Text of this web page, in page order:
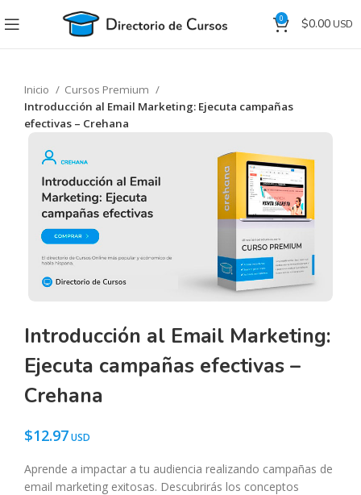
0 $0.00
Inicio
Cursos Premium
Introducción al Email Marketing: Ejecuta campañas
efectivas – Crehana
Introducción al Email Marketing:
Ejecuta campañas efectivas –
Crehana
$12.97
Aprende a impactar a tu audiencia realizando campañas de
email marketing exitosas. Descubrirás los conceptos